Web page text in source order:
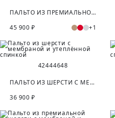
ПАЛЬТО ИЗ ПРЕМИАЛЬНОЙ ШЕРСТИ С МЕМБРАНОЙ И СЪЁМНОЙ ПОДСТЁЖКОЙ
45 900 ₽
+1
42444648
ПАЛЬТО ИЗ ШЕРСТИ С МЕМБРАНОЙ И УТЕПЛЁННОЙ СПИНКОЙ
36 900 ₽